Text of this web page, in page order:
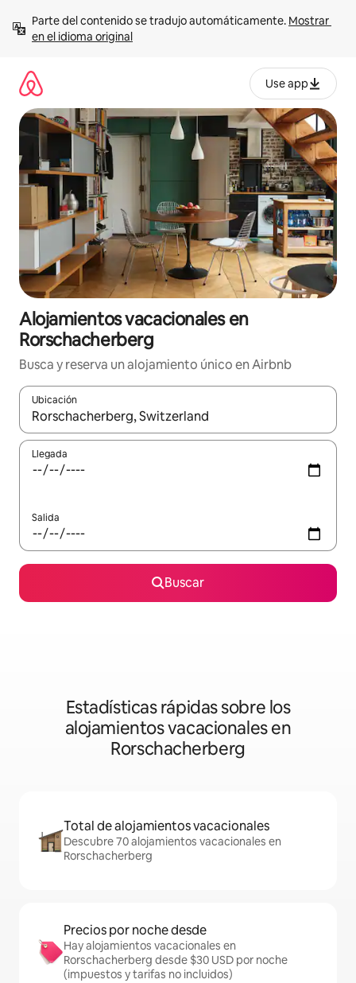
contenido
Parte del contenido se tradujo automáticamente. Mostrar
en el idioma original
Use app
Alojamientos vacacionales en
Rorschacherberg
Busca y reserva un alojamiento único en Airbnb
Ubicación
Cuando los resultados estén disponibles, podrás navegar
Llegada
Salida
Buscar
Estadísticas rápidas sobre los
alojamientos vacacionales en
Rorschacherberg
Total de alojamientos vacacionales
Descubre 70 alojamientos vacacionales en
Rorschacherberg
Precios por noche desde
Hay alojamientos vacacionales en
Rorschacherberg desde $30 USD por noche
(impuestos y tarifas no incluidos)